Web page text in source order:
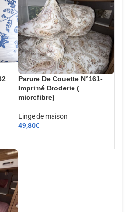
Parure De Couette N°161-
Imprimé Broderie (
microfibre)
Linge de maison
49,80€